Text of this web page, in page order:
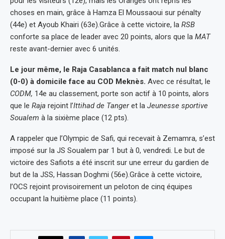
choses en main, grâce à Hamza El Moussaoui sur pénalty
(44e) et Ayoub Khairi (63e).Grâce à cette victoire, la RSB
conforte sa place de leader avec 20 points, alors que la MAT
reste avant-dernier avec 6 unités.
Le jour même, le Raja Casablanca a fait match nul blanc
(0-0) à domicile face au COD Meknès. Avec ce résultat, le
CODM, 14e au classement, porte son actif à 10 points, alors
que le Raja rejoint l’Ittihad de Tangeret la Jeunesse sportive
Soualem à la sixième place (12 pts).
A rappeler que l’Olympic de Safi, qui recevait à Zemamra, s’est
imposé sur la JS Soualem par 1 but à 0, vendredi. Le but de
victoire des Safiots a été inscrit sur une erreur du gardien de
but de la JSS, Hassan Doghmi (56e).Grâce à cette victoire,
l’OCS rejoint provisoirement un peloton de cinq équipes
occupant la huitième place (11 points).